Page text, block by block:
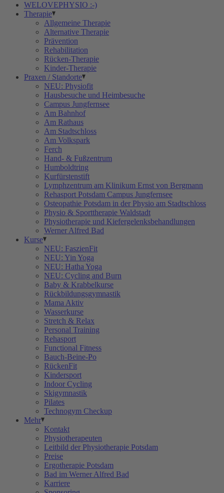
WELOVEPHYSIO :-)
Therapie
Allgemeine Therapie
Alternative Therapie
Prävention
Rehabilitation
Rücken-Therapie
Kinder-Therapie
Praxen / Standorte
NEU: Physiofit
Hausbesuche und Heimbesuche
Campus Jungfernsee
Am Bahnhof
Am Rathaus
Am Stadtschloss
Am Volkspark
Ferch
Hand- & Fußzentrum
Humboldtring
Kurfürstenstift
Lymphzentrum am Klinikum Ernst von Bergmann
Rehasport Potsdam Campus Jungfernsee
Osteopathie Potsdam in der Physio am Stadtschloss
Physio & Sporttherapie Waldstadt
Physiotherapie und Kiefergelenksbehandlungen
Werner Alfred Bad
Kurse
NEU: FaszienFit
NEU: Yin Yoga
NEU: Hatha Yoga
NEU: Cycling and Burn
Baby & Krabbelkurse
Rückbildungsgymnastik
Mama Aktiv
Wasserkurse
Stretch & Relax
Personal Training
Rehasport
Functional Fitness
Bauch-Beine-Po
RückenFit
Kindersport
Indoor Cycling
Skigymnastik
Pilates
Technogym Checkup
Mehr
Kontakt
Physiotherapeuten
Leitbild der Physiotherapie Potsdam
Preise
Ergotherapie Potsdam
Bad im Werner Alfred Bad
Karriere